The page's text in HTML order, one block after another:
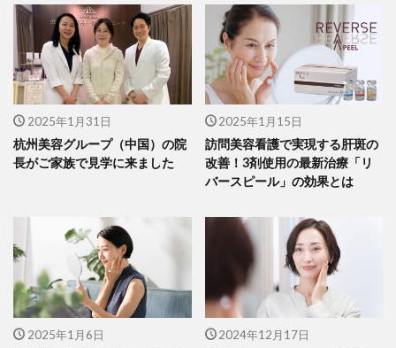
2025年1月31日
杭州美容グループ（中国）の院
長がご家族で見学に来ました
2025年1月15日
訪問美容看護で実現する肝斑の
改善！3剤使用の最新治療「リ
バースピール」の効果とは
2025年1月6日 2024年12月17日